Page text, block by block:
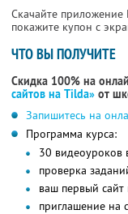
Скачайте
покажите купон с
ЧТО ВЫ ПОЛУЧИТЕ
Скидка 100% на
сайтов на Tilda» от
Запишитесь на
Программа курса:
30 видеоуроков
проверка
ваш первый
приглашение на